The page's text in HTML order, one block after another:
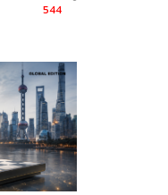
544